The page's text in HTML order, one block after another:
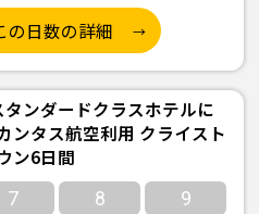
の日数の詳細
ダードクラスホテルに
ンタス航空利用 クライスト
ン6日間
7 8 9